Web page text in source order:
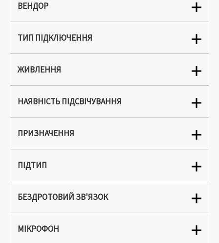
ВЕНДОР
ТИП ПІДКЛЮЧЕННЯ
ЖИВЛЕННЯ
НАЯВНІСТЬ ПІДСВІЧУВАННЯ
ПРИЗНАЧЕННЯ
ПІДТИП
БЕЗДРОТОВИЙ ЗВ'ЯЗОК
МІКРОФОН